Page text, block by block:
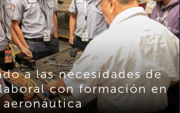
a las necesidades de
con formación en
aeronáutica